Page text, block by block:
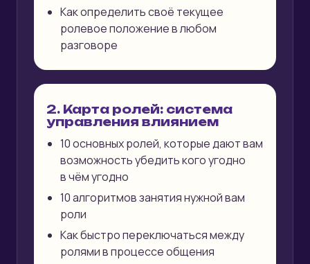
Как определить своё текущее
ролевое положение в любом
разговоре
2. Карта ролей: система
управления влиянием
10 основных ролей, которые дают вам
возможность убедить кого угодно
в чём угодно
10 алгоритмов занятия нужной вам
роли
Как быстро переключаться между
ролями в процессе общения